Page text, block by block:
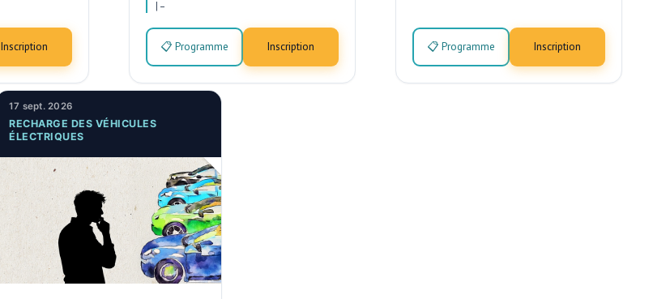
Inscription
| –
📋 Programme Inscription 📋 Programme Inscription
17 sept. 2026
RECHARGE DES VÉHICULES
ÉLECTRIQUES